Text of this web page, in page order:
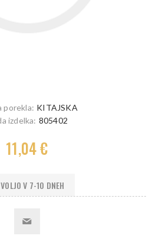
porekla: KITAJSKA
izdelka: 805402
11,04 €
V 7-10 DNEH